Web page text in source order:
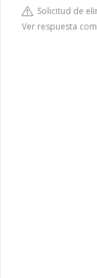
Solicitud de
Ver respuesta